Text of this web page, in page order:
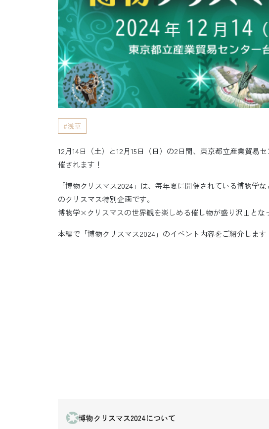
浅草
12月14日（土）と12月15日（日）の2日間、東京都立産業貿易
催されます！
「博物クリスマス2024」は、毎年夏に開催されている博物学
のクリスマス特別企画です。
博物学×クリスマスの世界観を楽しめる催し物が盛り沢山とな
本編で「博物クリスマス2024」のイベント内容をご紹介します
博物クリスマス2024について